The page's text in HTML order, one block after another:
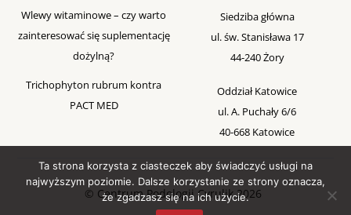
Wlewy witaminowe – czy warto
zainteresować się suplementację
dożylną?
Trichophyton rubrum kontra
PACT MED
Siedziba główna
ul. św. Stanisława 17
44-240 Żory
Oddział Katowice
ul. A. Puchały 6/6
40-668 Katowice
© Centrum Podologii Cyrulik2026
Ta strona korzysta z ciasteczek aby świadczyć usługi na
najwyższym poziomie. Dalsze korzystanie ze strony oznacza,
że zgadzasz się na ich użycie.